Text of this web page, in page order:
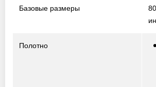
Базовые размеры
Полотно